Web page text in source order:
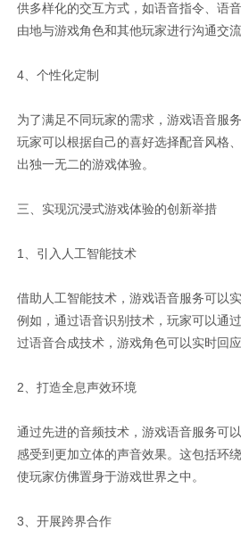
供多样化的交互方式，如语音指令、语
由地与游戏角色和其他玩家进行沟通交流
4、个性化定制
为了满足不同玩家的需求，游戏语音服
玩家可以根据自己的喜好选择配音风格
出独一无二的游戏体验。
三、实现沉浸式游戏体验的创新举措
1、引入人工智能技术
借助人工智能技术，游戏语音服务可以
例如，通过语音识别技术，玩家可以通
过语音合成技术，游戏角色可以实时回
2、打造全息声效环境
通过先进的音频技术，游戏语音服务可
感受到更加立体的声音效果。这包括环
使玩家仿佛置身于游戏世界之中。
3、开展跨界合作